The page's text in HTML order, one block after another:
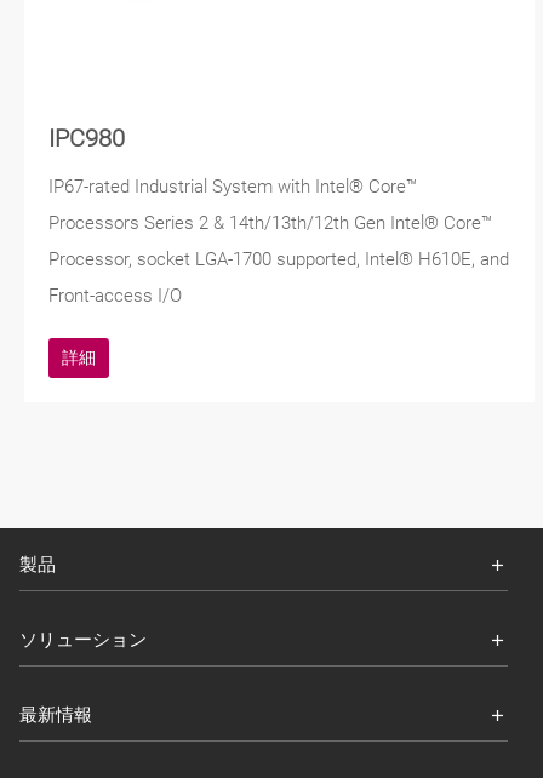
IPC980
IP67-rated Industrial System with Intel® Core™
Processors Series 2 & 14th/13th/12th Gen Intel® Core™
Processor, socket LGA-1700 supported, Intel® H610E, and
Front-access I/O
詳細
製品
ソリューション
最新情報